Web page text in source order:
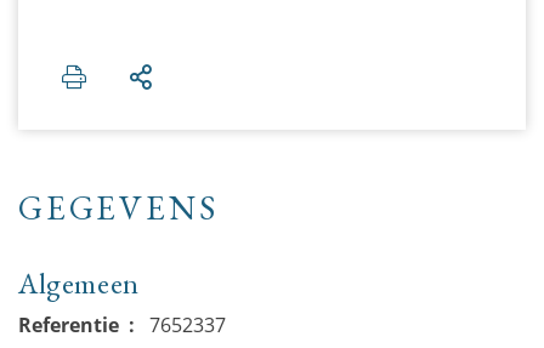
GEGEVENS
Algemeen
Referentie
7652337